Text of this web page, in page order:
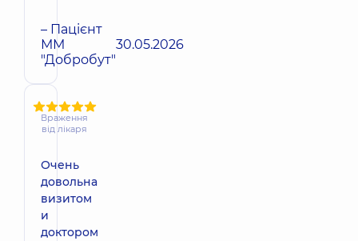
– Пацієнт
ММ
"Добробут"
30.05.2026
Враження
від лікаря
Очень
довольна
визитом
и
доктором